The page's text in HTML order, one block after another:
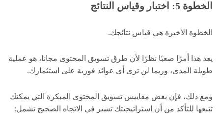
الخطوة 5: اختبار وقياس النتائج
الخطوة الأخيرة هي قياس نتائجك.
يعد هذا أمرًا صعبًا نظرًا لأن طرق تسويق المحتوى مجانا، هو عملية
طويلة المدى، وربما لن ترى أي عوائد فورية على استثمارك.
ومع ذلك، فإن بعض مقاييس تسويق المحتوى المبكرة التي يمكنك
تتبعها للتأكد من أن استراتيجيتك تسير في الاتجاه الصحيح تشمل: